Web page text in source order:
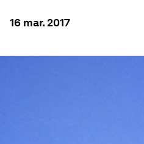
16 mar. 2017